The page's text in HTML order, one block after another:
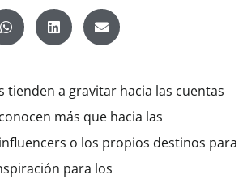
tienden a gravitar hacia las cuentas
más que hacia las
o los propios destinos para
para los